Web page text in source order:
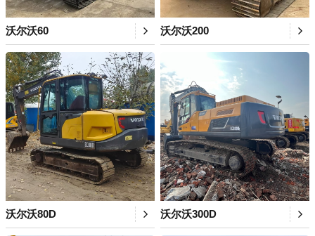
沃尔沃60 沃尔沃200
沃尔沃80D 沃尔沃300D